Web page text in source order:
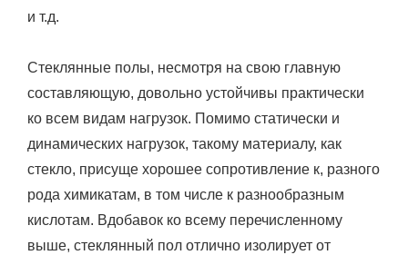
и т.д.
Стеклянные полы, несмотря на свою главную
составляющую, довольно устойчивы практически
ко всем видам нагрузок. Помимо статически и
динамических нагрузок, такому материалу, как
стекло, присуще хорошее сопротивление к, разного
рода химикатам, в том числе к разнообразным
кислотам. Вдобавок ко всему перечисленному
выше, стеклянный пол отлично изолирует от